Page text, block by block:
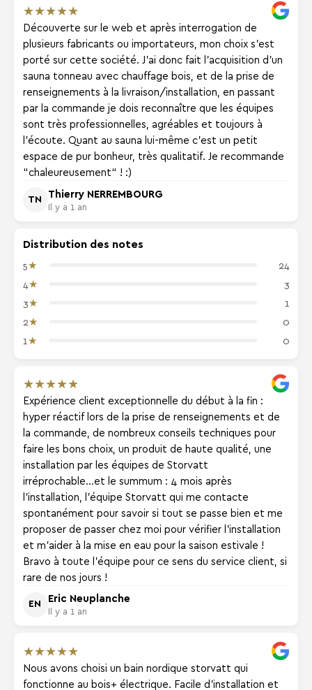
★★★★★
Découverte sur le web et après interrogation de
plusieurs fabricants ou importateurs, mon choix s'est
porté sur cette société. J'ai donc fait l'acquisition d'un
sauna tonneau avec chauffage bois, et de la prise de
renseignements à la livraison/installation, en passant
par la commande je dois reconnaître que les équipes
sont très professionnelles, agréables et toujours à
l'écoute. Quant au sauna lui-même c'est un petit
espace de pur bonheur, très qualitatif. Je recommande
“chaleureusement“ ! :)
TN
Thierry NERREMBOURG
Il y a 1 an
Distribution des notes
5★
24
4★
3
3★
1
2★
0
1 ★ 0
★★★★★
Expérience client exceptionnelle du début à la fin :
hyper réactif lors de la prise de renseignements et de
la commande, de nombreux conseils techniques pour
faire les bons choix, un produit de haute qualité, une
installation par les équipes de Storvatt
irréprochable...et le summum : 4 mois après
l'installation, l'équipe Storvatt qui me contacte
spontanément pour savoir si tout se passe bien et me
proposer de passer chez moi pour vérifier l'installation
et m'aider à la mise en eau pour la saison estivale !
Bravo à toute l'équipe pour ce sens du service client, si
rare de nos jours !
EN
Eric Neuplanche
Il y a 1 an
★★★★★
Nous avons choisi un bain nordique storvatt qui
fonctionne au bois+ électrique. Facile d'installation et